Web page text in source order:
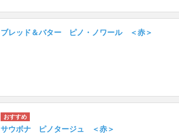
ブレッド＆バター ピノ・ノワール ＜赤＞
サウボナ ピノタージュ ＜赤＞